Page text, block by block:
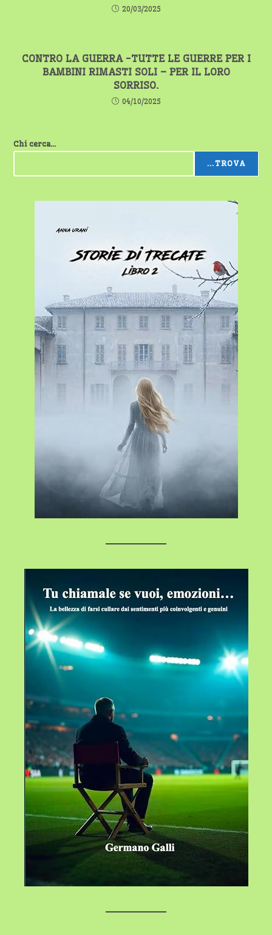
20/03/2025
CONTRO LA GUERRA -TUTTE LE GUERRE PER I
BAMBINI RIMASTI SOLI – PER IL LORO
SORRISO.
04/10/2025
Chi cerca...
...TROVA